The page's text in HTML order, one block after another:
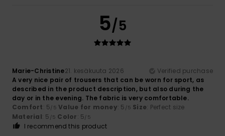
5/5
Marie-Christine21. kesäkuuta 2026
Verified purchase
A very nice pair of trousers that can be worn for sport, as
described in the product description, but also during the
day or in the evening. The fabric is very comfortable.
Comfort: 5/5 Value for money: 5 /5 Size: Perfect size
Material: 5 /5 Color: 5/5
I recommend this product